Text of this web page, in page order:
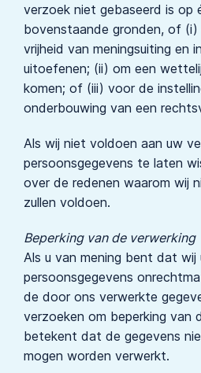
verzoek niet gebaseerd is op
bovenstaande gronden, of
vrijheid van meningsuiting en
uitoefenen; (ii) om een
komen; of (iii) voor de
onderbouwing van een
Als wij niet voldoen aan uw
persoonsgegevens te laten
over de redenen waarom wij
zullen voldoen.
Beperking van de verwerking
Als u van mening bent dat wij
persoonsgegevens
de door ons verwerkte
verzoeken om beperking van
betekent dat de gegevens
mogen worden verwerkt.